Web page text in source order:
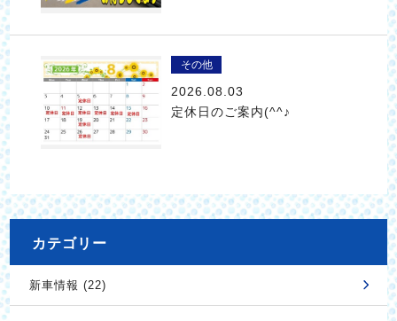
その他
2026.08.03
定休日のご案内(^^♪
カテゴリー
新車情報 (22)